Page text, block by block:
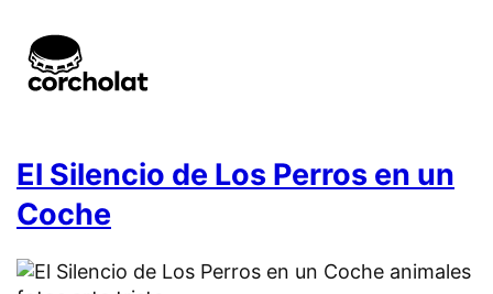
El Silencio de Los Perros en un
Coche